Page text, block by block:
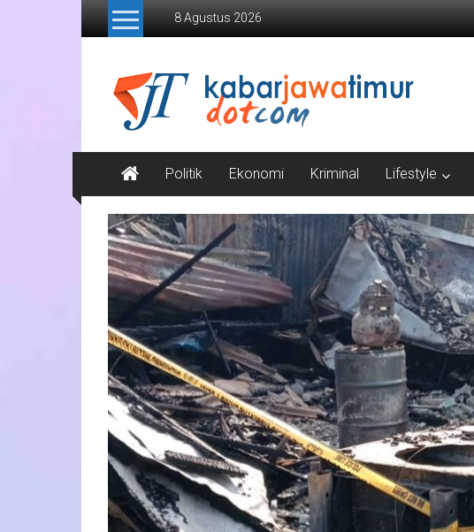
Lompat
8 Agustus 2026
Kabar
Jawa
Timur
Media
Online
Jawa
Timur
Politik Ekonomi Kriminal Lifestyle